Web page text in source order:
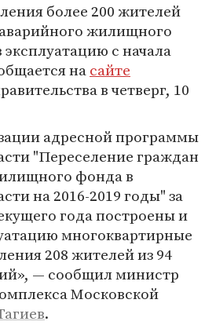
более 200 жителей
жилищного
с начала
насайте
в четверг, 10
адресной программы
"Переселение граждан
фонда в
на 2016-2019 годы" за
года построены и
многоквартирные
208 жителей из 94
— сообщил министр
Московской
.